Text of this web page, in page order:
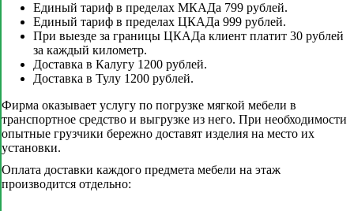
Единый тариф в пределах МКАДа 799 рублей.
Единый тариф в пределах ЦКАДа 999 рублей.
При выезде за границы ЦКАДа клиент платит 30 рублей
за каждый километр.
Доставка в Калугу 1200 рублей.
Доставка в Тулу 1200 рублей.
Фирма оказывает услугу по погрузке мягкой мебели в
транспортное средство и выгрузке из него. При необходимости
опытные грузчики бережно доставят изделия на место их
установки.
Оплата доставки каждого предмета мебели на этаж
производится отдельно: